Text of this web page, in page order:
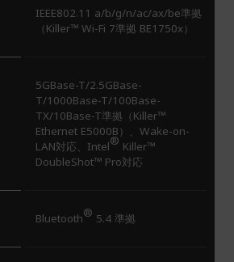
IEEE802.11 a/b/g/n/ac/ax/be準拠
（Killer™ Wi-Fi 7準拠 BE1750x）
5GBase-T/2.5GBase-
T/1000Base-T/100Base-
TX/10Base-T準拠（Killer™
Ethernet E5000B）、Wake-on-
LAN対応、Intel® Killer™
DoubleShot™ Pro対応
Bluetooth® 5.4 準拠